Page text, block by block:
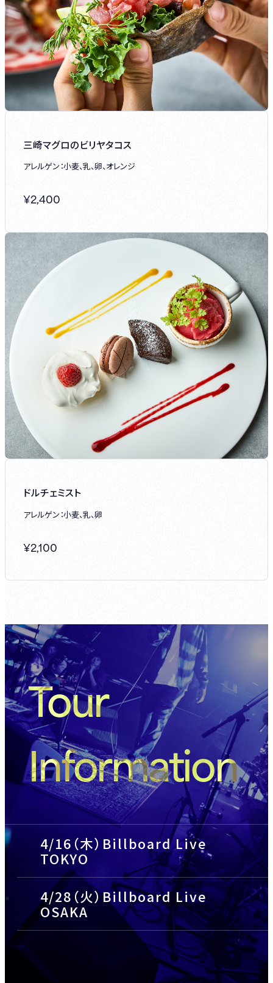
三崎マグロのビリヤタコス
アレルゲン：小麦、乳、卵、オレンジ
¥2,400
ドルチェミスト
アレルゲン：小麦、乳、卵
¥2,100
Tour
Information
4/16（木）Billboard Live
TOKYO
4/28（火）Billboard Live
OSAKA